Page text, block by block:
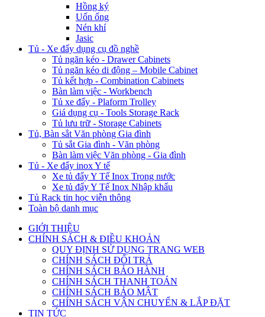
Hồng ký
Uốn ống
Nén khí
Jasic
Tủ - Xe đẩy dụng cụ đồ nghề
Tủ ngăn kéo - Drawer Cabinets
Tủ ngăn kéo di động – Mobile Cabinet
Tủ kết hợp - Combination Cabinets
Bàn làm việc - Workbench
Tủ xe đẩy - Plaform Trolley
Giá dụng cụ - Tools Storage Rack
Tủ lưu trữ - Storage Cabinets
Tủ, Bàn sắt Văn phòng Gia đình
Tủ sắt Gia đình - Văn phòng
Bàn làm việc Văn phòng - Gia đình
Tủ - Xe đẩy inox Y tế
Xe tủ đẩy Y Tế Inox Trong nước
Xe tủ đẩy Y Tế Inox Nhập khẩu
Tủ Rack tin học viễn thông
Toàn bộ danh mục
GIỚI THIỆU
CHÍNH SÁCH & ĐIỀU KHOẢN
QUY ĐỊNH SỬ DỤNG TRANG WEB
CHÍNH SÁCH ĐỔI TRẢ
CHÍNH SÁCH BẢO HÀNH
CHÍNH SÁCH THANH TOÁN
CHÍNH SÁCH BẢO MẬT
CHÍNH SÁCH VẬN CHUYỂN & LẮP ĐẶT
TIN TỨC